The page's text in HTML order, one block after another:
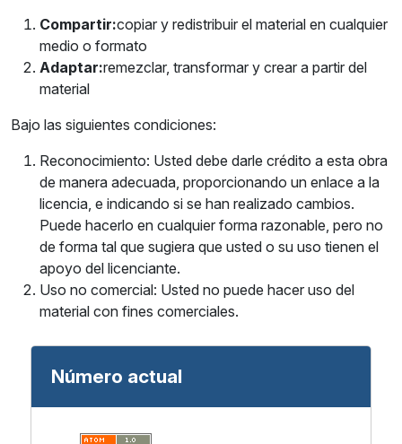
Compartir:copiar y redistribuir el material en cualquier
medio o formato
Adaptar:remezclar, transformar y crear a partir del
material
Bajo las siguientes condiciones:
Reconocimiento: Usted debe darle crédito a esta obra
de manera adecuada, proporcionando un enlace a la
licencia, e indicando si se han realizado cambios.
Puede hacerlo en cualquier forma razonable, pero no
de forma tal que sugiera que usted o su uso tienen el
apoyo del licenciante.
Uso no comercial: Usted no puede hacer uso del
material con fines comerciales.
Número actual